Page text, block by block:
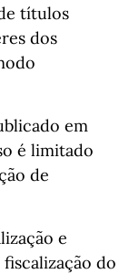
títulos
dos
em
é limitado
de
e
do